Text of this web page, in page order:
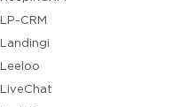
LP-CRM
Landingi
Leeloo
LiveChat